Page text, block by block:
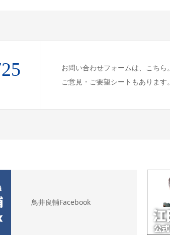
お問い合わせフォームは、こちら。
ご意見・ご要望シートもあります。
鳥井良輔Facebook